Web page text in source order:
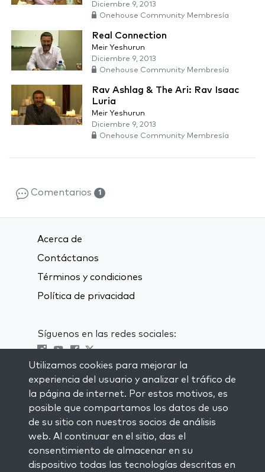
Diciembre 9, 2013
Onehouse Community Membresía
Real Connection
Meir Yeshurun
Diciembre 9, 2013
Onehouse Community Membresía
Rav Ashlag & The Ari: Rav Isaac
Luria
Meir Yeshurun
Diciembre 9, 2013
Onehouse Community Membresía
Comentarios 1
Acerca de
Contáctanos
Términos y condiciones
Política de privacidad
Síguenos en las redes sociales:
Visit kabbalah master classes
MANTENTE AL CORRIENTE
Subscríbete a nuestra lista de
correspondencia y recibe inspiración
semanal directamente en tu bandeja de
entrada.
Utilizamos cookies para mejorar la
experiencia del usuario y analizar el tráfico de
la página de internet. Por estos motivos, es
posible que compartamos los datos de uso
de su sitio con nuestros socios de análisis
web. Al continuar en el sitio, das el
consentimiento de almacenar en su
dispositivo todas las tecnologías descritas en